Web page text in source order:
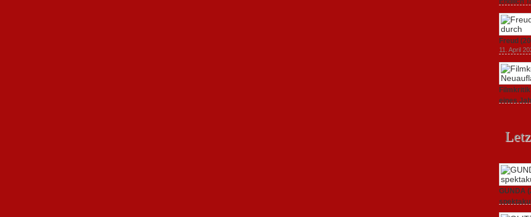
19. Mai
Freud
11. April
eines
GUNDA